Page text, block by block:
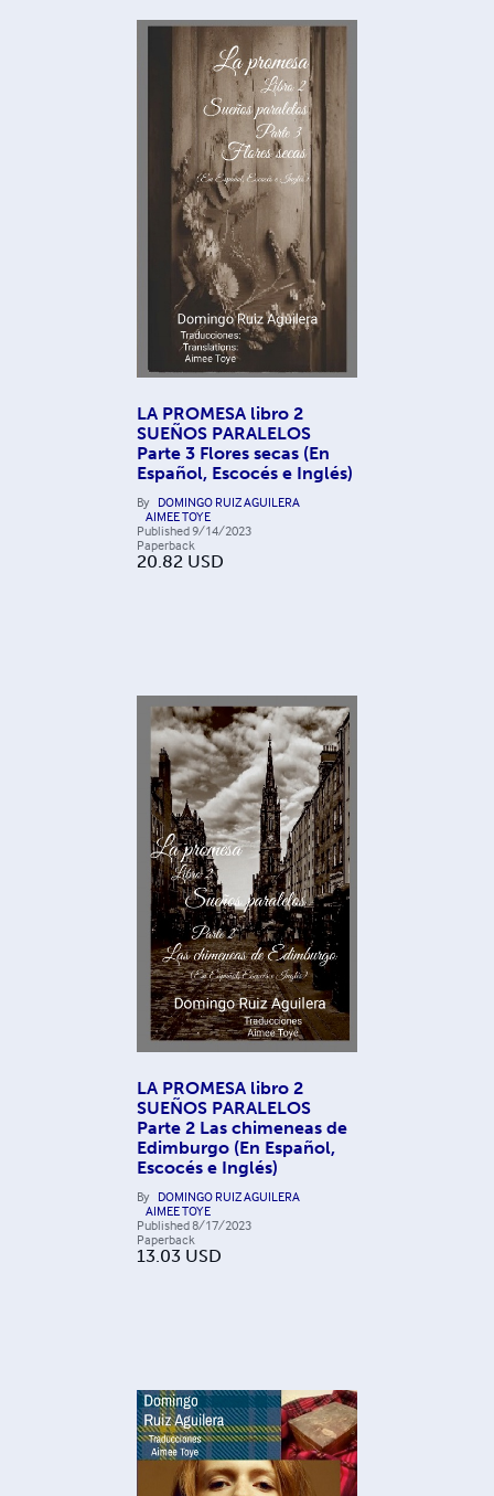
LA PROMESA libro 2
SUEÑOS PARALELOS
Parte 3 Flores secas (En
Español, Escocés e Inglés)
By DOMINGO RUIZ AGUILERA
AIMEE TOYE
Published9/14/2023
Paperback
20.82 USD
LA PROMESA libro 2
SUEÑOS PARALELOS
Parte 2 Las chimeneas de
Edimburgo (En Español,
Escocés e Inglés)
By DOMINGO RUIZ AGUILERA
AIMEE TOYE
Published8/17/2023
Paperback
13.03 USD